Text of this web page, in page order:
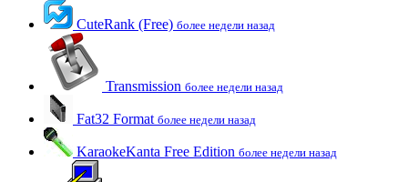
CuteRank (Free) более недели назад
Transmission более недели назад
Fat32 Format более недели назад
KaraokeKanta Free Edition более недели назад